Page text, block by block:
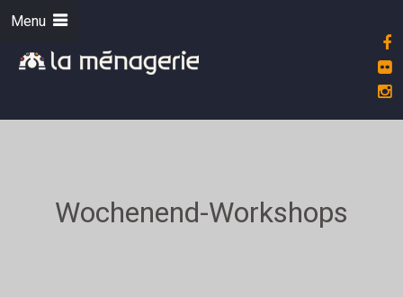
Menu
Wochenend-Workshops